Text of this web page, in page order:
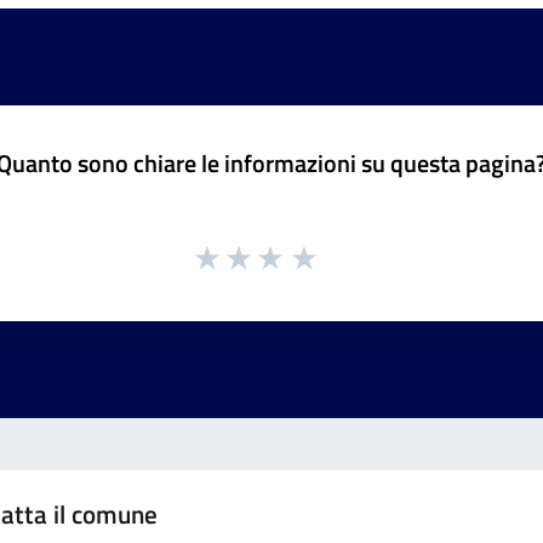
sono chiare le informazioni su questa
il comune